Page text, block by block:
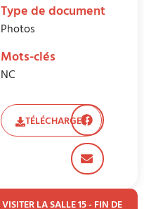
Type de document
Photos
Mots-clés
NC
TÉLÉCHARGER